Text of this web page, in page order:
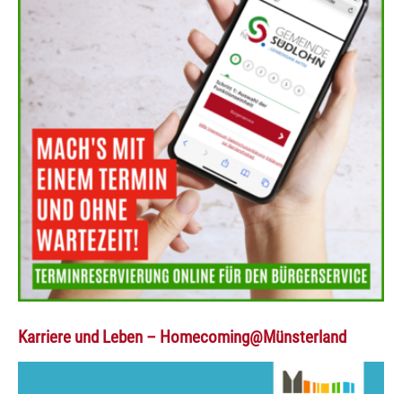
Karriere und Leben – Homecoming@Münsterland